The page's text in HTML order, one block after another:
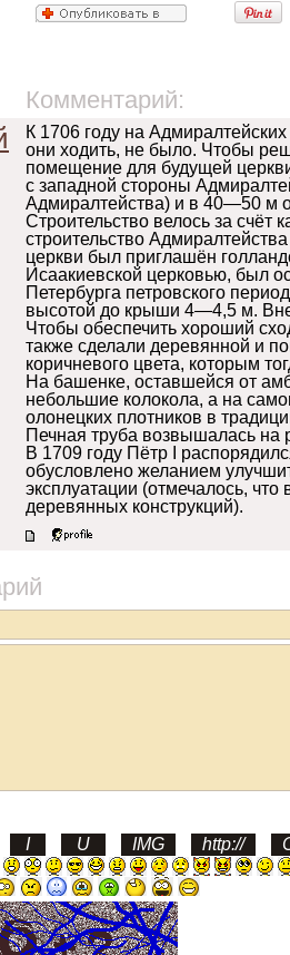
Комментарий:
К 1706 году на
они ходить, не было. Чтобы
помещение для будущей
с западной стороны
Адмиралтейства) и в 40—50 м
Строительство велось за
строительство
церкви был приглашён
Исаакиевской церковью, был
Петербурга петровского
высотой до крыши 4—4,5 м.
Чтобы обеспечить хороший
также сделали деревянной и
коричневого цвета, которым
На башенке, оставшейся от
небольшие колокола, а на
олонецких плотников в
Печная труба возвышалась
В 1709 году Пётр I
обусловлено желанием
эксплуатации (отмечалось,
деревянных конструкций).